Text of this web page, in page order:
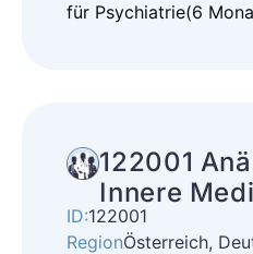
für Psychiatrie(6
122001
Innere
ID:122001
RegionÖsterreich,